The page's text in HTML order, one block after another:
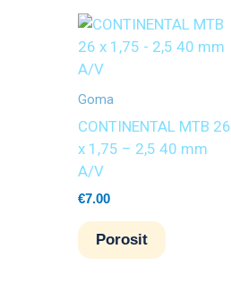
Goma
CONTINENTAL MTB 26
x 1,75 – 2,5 40 mm
A/V
€7.00
Porosit